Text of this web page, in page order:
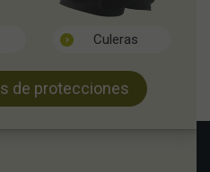
Culeras
de protecciones